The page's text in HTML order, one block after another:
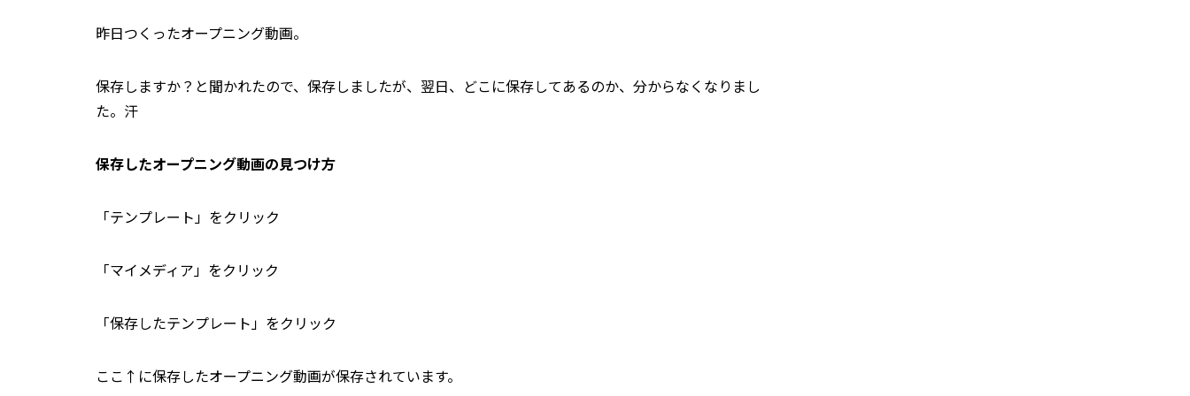
昨日つくったオープニング動画。
保存しますか？と聞かれたので、保存しましたが、翌日、どこに保存してあるのか、分からなくなりまし
た。汗
保存したオープニング動画の見つけ方
「テンプレート」をクリック
「マイメディア」をクリック
「保存したテンプレート」をクリック
ここ↑に保存したオープニング動画が保存されています。